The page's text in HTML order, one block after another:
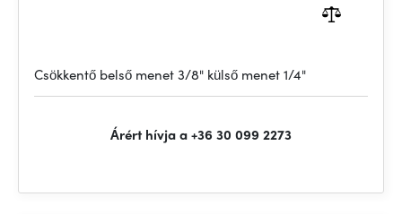
Csökkentő belső menet 3/8" külső menet 1/4"
Árért hívja a +36 30 099 2273